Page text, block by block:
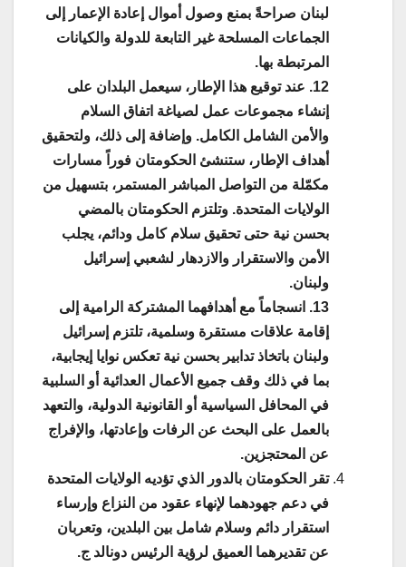
لبنان صراحةً بمنع وصول أموال إعادة الإعمار إلى
الجماعات المسلحة غير التابعة للدولة والكيانات
المرتبطة بها.
12. عند توقيع هذا الإطار، سيعمل البلدان على
إنشاء مجموعات عمل لصياغة اتفاق السلام
والأمن الشامل الكامل. وإضافة إلى ذلك، ولتحقيق
أهداف الإطار، ستنشئ الحكومتان فوراً مسارات
مكمّلة من التواصل المباشر المستمر، بتسهيل من
الولايات المتحدة. وتلتزم الحكومتان بالمضي
بحسن نية حتى تحقيق سلام كامل ودائم، يجلب
الأمن والاستقرار والازدهار لشعبي إسرائيل
ولبنان.
13. انسجاماً مع أهدافهما المشتركة الرامية إلى
إقامة علاقات مستقرة وسلمية، تلتزم إسرائيل
ولبنان باتخاذ تدابير بحسن نية تعكس نوايا إيجابية،
بما في ذلك وقف جميع الأعمال العدائية أو السلبية
في المحافل السياسية أو القانونية الدولية، والتعهد
بالعمل على البحث عن الرفات وإعادتها، والإفراج
عن المحتجزين.
تقر الحكومتان بالدور الذي تؤديه الولايات المتحدة
في دعم جهودهما لإنهاء عقود من النزاع وإرساء
استقرار دائم وسلام شامل بين البلدين، وتعربان
عن تقديرهما العميق لرؤية الرئيس دونالد ج.